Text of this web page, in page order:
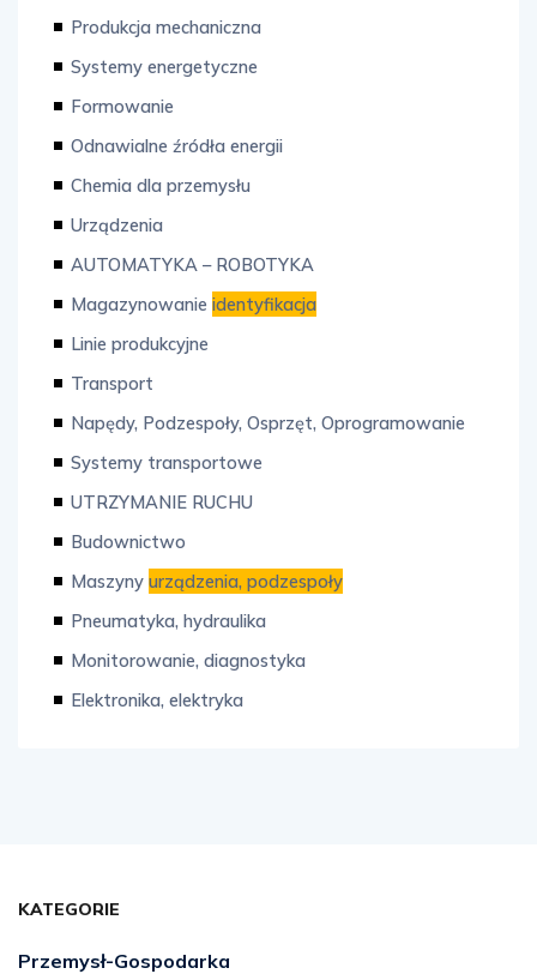
Produkcja mechaniczna
Systemy energetyczne
Formowanie
Odnawialne źródła energii
Chemia dla przemysłu
Urządzenia
AUTOMATYKA – ROBOTYKA
Magazynowanie identyfikacja
Linie produkcyjne
Transport
Napędy, Podzespoły, Osprzęt, Oprogramowanie
Systemy transportowe
UTRZYMANIE RUCHU
Budownictwo
Maszyny urządzenia, podzespoły
Pneumatyka, hydraulika
Monitorowanie, diagnostyka
Elektronika, elektryka
KATEGORIE
Przemysł-Gospodarka